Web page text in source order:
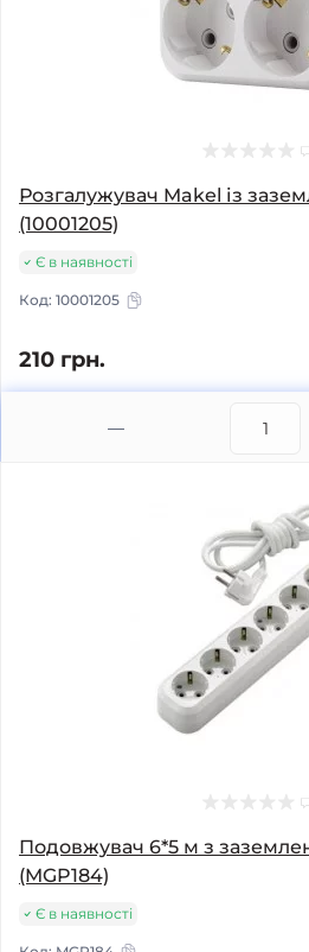
Розгалужувач Makel із
(10001205)
Є в наявності
Код: 10001205
210 грн.
Подовжувач 6*5 м з
(MGP184)
Є в наявності